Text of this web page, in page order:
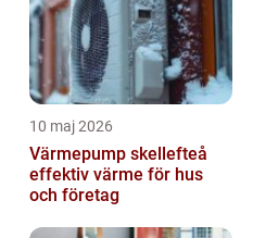
10 maj 2026
Värmepump skellefteå
effektiv värme för hus
och företag